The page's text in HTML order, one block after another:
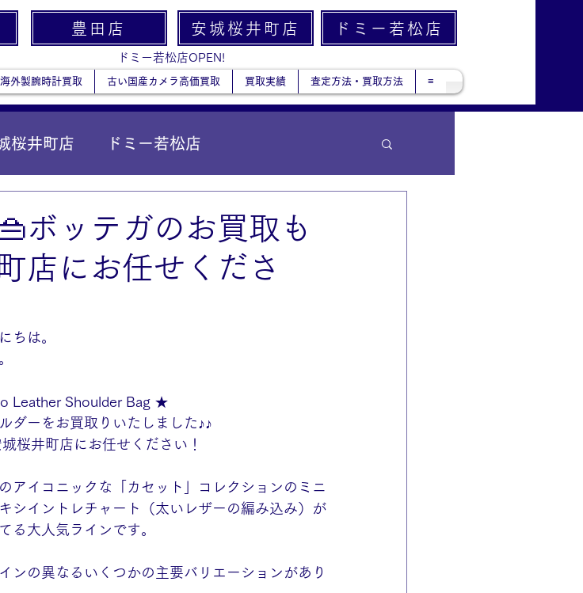
豊田店 安城桜井町店 ドミー若松店
ドミー若松店OPEN!
外製腕時計買取 古い国産カメラ高価買取 買取実績 査定方法・買取方法 ≡
桜井町店 ドミー若松店
ボッテガのお買取も
店にお任せくださ
ちは。
Leather Shoulder Bag ★
ダーをお買取りいたしました♪♪
桜井町店にお任せください！
アイコニックな「カセット」コレクションのミニ
シイントレチャート（太いレザーの編み込み）が
る大人気ラインです。
ンの異なるいくつかの主要バリエーションがあり